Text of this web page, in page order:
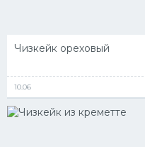
Чизкейк ореховый
10.06